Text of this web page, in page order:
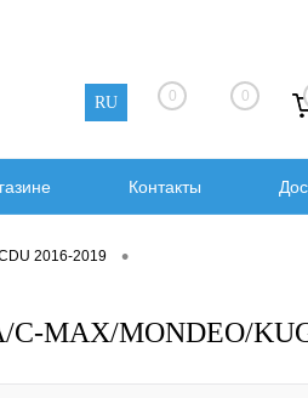
RU 0 0
Контакты
2016-2019 •
C-MAX/MONDEO/